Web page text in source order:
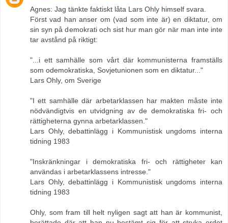
Agnes: Jag tänkte faktiskt låta Lars Ohly himself svara.
Först vad han anser om (vad som inte är) en diktatur, om
sin syn på demokrati och sist hur man gör när man inte inte
tar avstånd på riktigt:
"...i ett samhälle som vårt där kommunisterna framställs
som odemokratiska, Sovjetunionen som en diktatur..."
Lars Ohly, om Sverige
"I ett samhälle där arbetarklassen har makten måste inte
nödvändigtvis en utvidgning av de demokratiska fri- och
rättigheterna gynna arbetarklassen."
Lars Ohly, debattinlägg i Kommunistisk ungdoms interna
tidning 1983
"Inskränkningar i demokratiska fri- och rättigheter kan
användas i arbetarklassens intresse."
Lars Ohly, debattinlägg i Kommunistisk ungdoms interna
tidning 1983
Ohly, som fram till helt nyligen sagt att han är kommunist,